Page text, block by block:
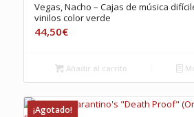
Vegas, Nacho – Cajas de música
vinilos color verde
44,50€
Añadir al carrito
¡Agotado!